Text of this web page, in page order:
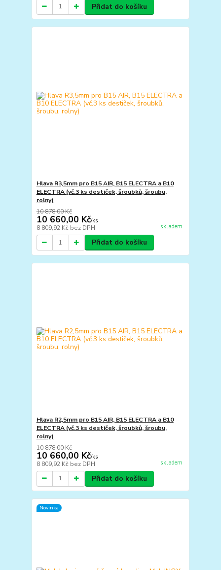
Přidat do košíku
Hlava R3,5mm pro B15 AIR, B15 ELECTRA a B10
ELECTRA (vč.3 ks destiček, šroubků, šroubu,
rolny)
10 878,00 Kč
10 660,00 Kč/ks
8 809,92 Kč bez DPH skladem
Přidat do košíku
Hlava R2,5mm pro B15 AIR, B15 ELECTRA a B10
ELECTRA (vč.3 ks destiček, šroubků, šroubu,
rolny)
10 878,00 Kč
10 660,00 Kč/ks
8 809,92 Kč bez DPH skladem
Přidat do košíku
Novinka